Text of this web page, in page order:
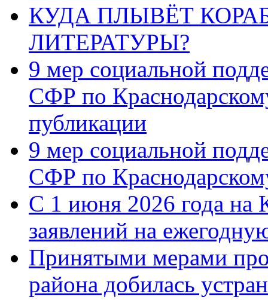
КУДА ПЛЫВЁТ
ЛИТЕРАТУРЫ?
9 мер социальной
СФР по
публикации
9 мер социальной
СФР по
С 1 июня 2026 года на
заявлений на
Принятыми мерами
района добилась